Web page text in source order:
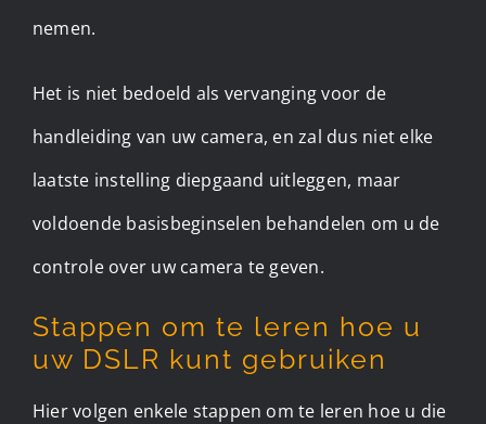
nemen.
Het is niet bedoeld als vervanging voor de
handleiding van uw camera, en zal dus niet elke
laatste instelling diepgaand uitleggen, maar
voldoende basisbeginselen behandelen om u de
controle over uw camera te geven.
Stappen om te leren hoe u
uw DSLR kunt gebruiken
Hier volgen enkele stappen om te leren hoe u die